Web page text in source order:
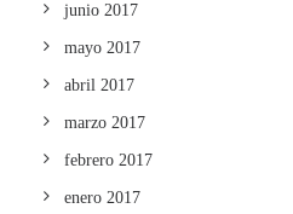
junio 2017
mayo 2017
abril 2017
marzo 2017
febrero 2017
enero 2017